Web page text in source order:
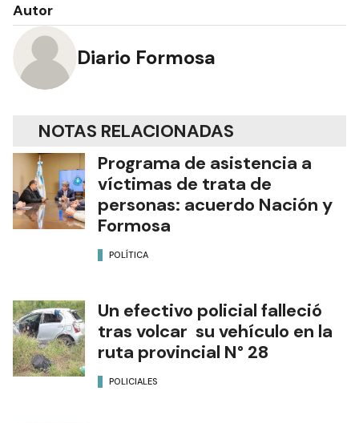
Autor
Diario Formosa
NOTAS RELACIONADAS
Programa de asistencia a
víctimas de trata de
personas: acuerdo Nación y
Formosa
POLÍTICA
Un efectivo policial falleció
tras volcar su vehículo en la
ruta provincial N° 28
POLICIALES